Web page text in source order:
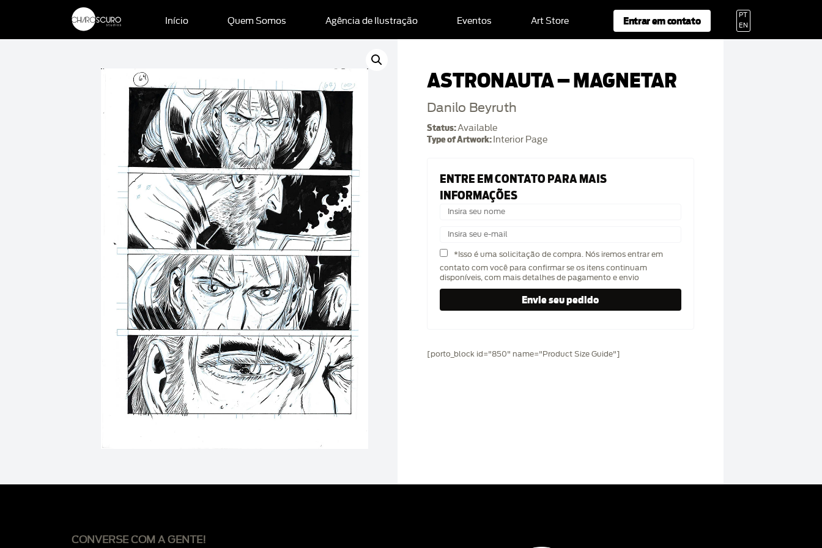
Início Quem Somos Agência de Ilustração Eventos Art Store Entrar em contato
PT
EN
ASTRONAUTA – MAGNETAR
Danilo Beyruth
Status:Available
Type of Artwork: Interior Page
ENTRE EM CONTATO PARA MAIS
INFORMAÇÕES
*Isso é uma solicitação de compra. Nós iremos entrar em
contato com você para confirmar se os itens continuam
disponíveis, com mais detalhes de pagamento e envio
[porto_block id="850" name="Product Size Guide"]
CONVERSE COM A GENTE!